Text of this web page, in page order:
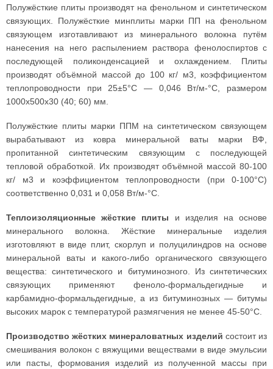
Полужёсткие плиты производят на фенольном и синтетическом
связующих. Полужёсткие минплиты марки ПП на фенольном
связующем изготавливают из минерального волокна путём
нанесения на него распылением раствора фенолоспиртов с
последующей поликонденсацией и охлаждением. Плиты
производят объёмной массой до 100 кг/ м3, коэффициентом
теплопроводности при 25±5°С — 0,046 Вт/м-°С, размером
1000x500x30 (40; 60) мм.
Полужёсткие плиты марки ППМ на синтетическом связующем
вырабатывают из ковра минеральной ваты марки ВФ,
пропитанной синтетическим связующим с последующей
тепловой обработкой. Их производят объёмной массой 80-100
кг/ м3 и коэффициентом теплопроводности (при 0-100°С)
соответственно 0,031 и 0,058 Вт/м-°С.
Теплоизоляционные жёсткие плиты и изделия на основе
минерального волокна. Жёсткие минеральные изделия
изготовляют в виде плит, скорлуп и полуцилиндров на основе
минеральной ваты и какого-либо органического связующего
вещества: синтетического и битуминозного. Из синтетических
связующих применяют феноло-формальдегидные и
карбамидно-формальдегидные, а из битуминозных — битумы
высоких марок с температурой размягчения не менее 45-50°С.
Производство жёстких минераловатных изделий состоит из
смешивания волокон с вяжущими веществами в виде эмульсии
или пасты, формования изделий из полученной массы при